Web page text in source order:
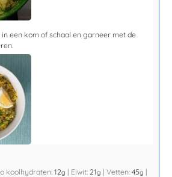
een kom of schaal en garneer met de
koolhydraten:12g | Eiwit: 21g |Vetten:45g |